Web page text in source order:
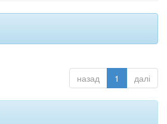
назад 1 далі